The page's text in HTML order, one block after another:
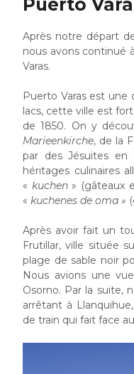
Puerto
Après notre départ
nous avons continué
Varas.
Puerto Varas est une
lacs, cette ville est
de 1850. On y
Marieenkirche, de la
par des Jésuites en
héritages culinaires
« kuchen» (gâteaux
« kuchenes de oma »
Après avoir fait un
Frutillar, ville située
plage de sable noir
Nous avions une
Osorno. Par la suite,
arrêtant à
de train qui fait face